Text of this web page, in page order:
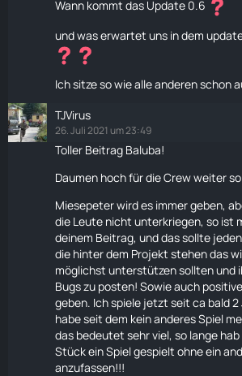
Wann kommt das Update 0.6
und was erwartet uns in dem
Ich sitze so wie alle anderen schon
TJVirus
26. Juli 2021 um 23:49
Toller Beitrag Baluba!
Daumen hoch für die Crew weiter
Miesepeter wird es immer geben,
die Leute nicht unterkriegen, so ist
deinem Beitrag, und das sollte
die hinter dem Projekt stehen das
möglichst unterstützen sollten und
Bugs zu posten! Sowie auch
geben. Ich spiele jetzt seit ca bald 2
habe seit dem kein anderes Spiel
das bedeutet sehr viel, so lange
Stück ein Spiel gespielt ohne ein
anzufassen!!!